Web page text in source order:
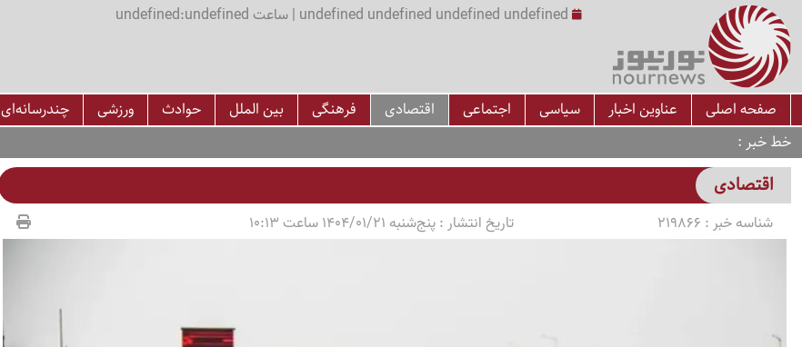
undefined undefined undefined undefined | ساعت undefined:undefined
صفحه اصلی عناوین اخبار سیاسی اجتماعی اقتصادی فرهنگی بین الملل حوادث ورزشی
چندرسانه‌ای
خط خبر
اقتصادی
شناسه خبر : 219866 تاریخ انتشار :پنج‌شنبه 1404/01/21 ساعت 10:13